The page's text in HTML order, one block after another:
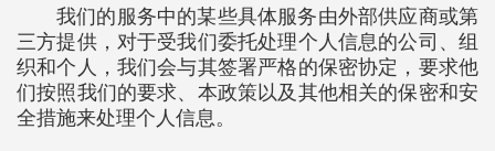
我们的服务中的某些具体服务由外部供应商或第
三方提供，对于受我们委托处理个人信息的公司、组
织和个人，我们会与其签署严格的保密协定，要求他
们按照我们的要求、本政策以及其他相关的保密和安
全措施来处理个人信息。